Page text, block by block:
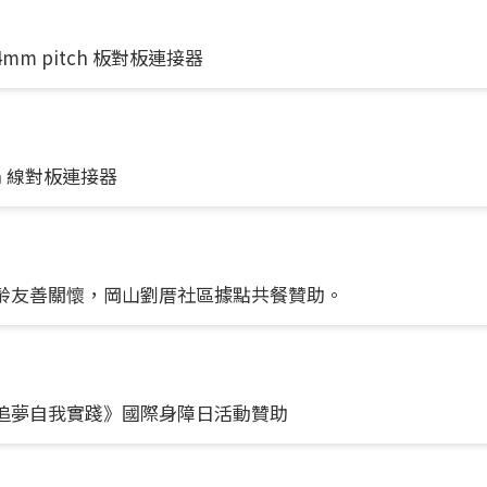
pitch 板對板連接器
對板連接器
友善關懷，岡山劉厝社區據點共餐贊助。
夢自我實踐》國際身障日活動贊助